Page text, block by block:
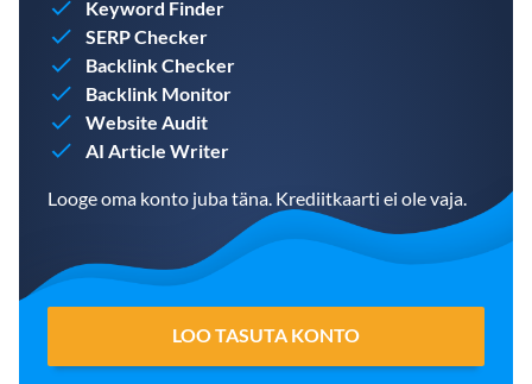
Keyword Finder
SERP Checker
Backlink Checker
Backlink Monitor
Website Audit
AI Article Writer
Looge oma konto juba täna. Krediitkaarti ei ole vaja.
LOO TASUTA KONTO